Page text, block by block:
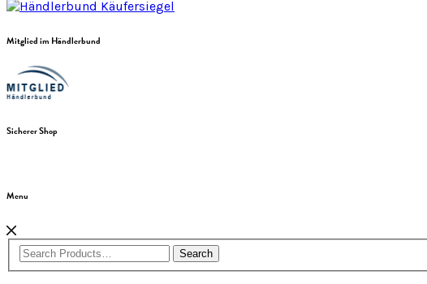
Mitglied im Händlerbund
Sicherer Shop
Menu
Search